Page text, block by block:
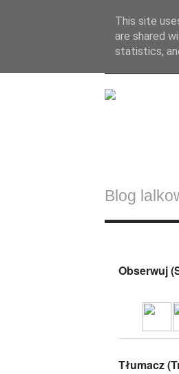
Blog
Obserwuj
Tłumacz
This site
are shared
statistics,